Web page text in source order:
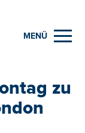
MENÜ
zu